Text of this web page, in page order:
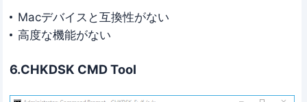
Macデバイスと互換性がない
高度な機能がない
6.CHKDSK CMD Tool